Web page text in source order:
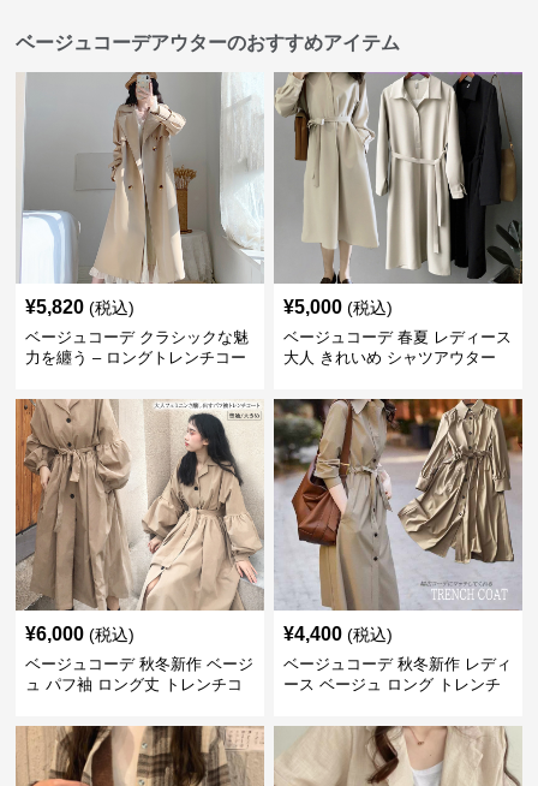
ベージュコーデアウターのおすすめアイテム
¥5,820 (税込)
ベージュコーデ クラシックな魅
力を纏う – ロングトレンチコー
¥5,000 (税込)
ベージュコーデ 春夏 レディース
大人 きれいめ シャツアウター
¥6,000 (税込)
ベージュコーデ 秋冬新作 ベージ
ュ パフ袖 ロング丈 トレンチコ
¥4,400 (税込)
ベージュコーデ 秋冬新作 レディ
ース ベージュ ロング トレンチ